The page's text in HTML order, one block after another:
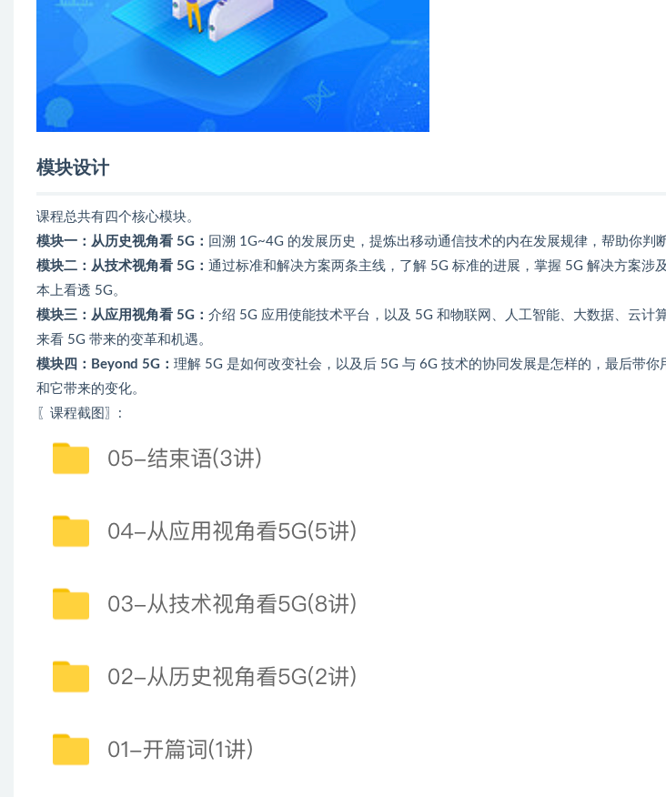
模块设计
课程总共有四个核心模块。
模块一：从历史视角看 5G： 回溯 1G~4G 的发展历史，提炼出移动通信技术的内在发展规律，帮助你判
模块二：从技术视角看 5G： 通过标准和解决方案两条主线，了解 5G 标准的进展，掌握 5G 解决方案涉
本上看透 5G。
模块三：从应用视角看 5G： 介绍 5G 应用使能技术平台，以及 5G 和物联网、人工智能、大数据、云计
来看 5G 带来的变革和机遇。
模块四：Beyond 5G： 理解 5G 是如何改变社会，以及后 5G 与 6G 技术的协同发展是怎样的，最后带你
和它带来的变化。
〖课程截图〗: